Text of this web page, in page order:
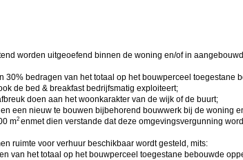
worden uitgeoefend binnen de woning en/of in
bedragen van het totaal op het bouwperceel toegestane
de bed & breakfast bedrijfsmatig exploiteert;
doen aan het woonkarakter van de wijk of de buurt;
een nieuw te bouwen bijbehorend bouwwerk bij de woning
m2 enmet dien verstande dat deze omgevingsvergunning
ruimte voor verhuur beschikbaar wordt gesteld, mits:
van het totaal op het bouwperceel toegestane bebouwde